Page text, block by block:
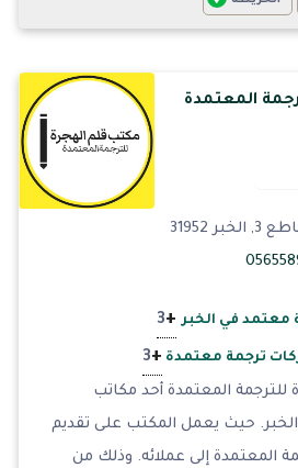
المعتمدة
31952
معتمد في الخبر +
3
ترجمة معتمدة +
3
المعتمدة أحد مكاتب
الخبر. حيث يعمل المكتب على تقديم
المعتمدة إلى عملائه. وذلك من